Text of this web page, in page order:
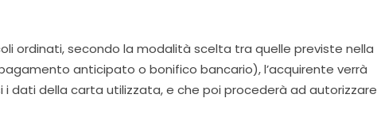
ordinati, secondo la modalità scelta tra quelle previste nella
anticipato o bonifico bancario), l’acquirente verrà
dati della carta utilizzata, e che poi procederà ad autorizzare